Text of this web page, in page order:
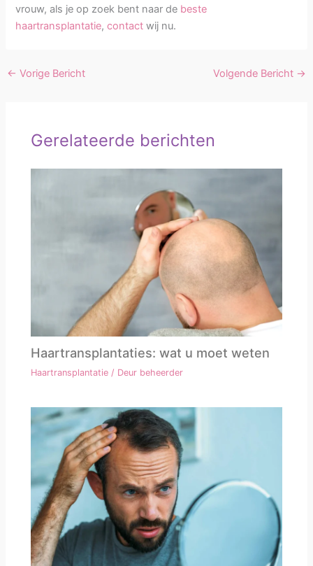
vrouw, als je op zoek bent naar de beste
haartransplantatie,contactwij nu.
← Vorige Bericht Volgende Bericht →
Gerelateerde berichten
Haartransplantaties: wat u moet weten
Haartransplantatie / Deur beheerder